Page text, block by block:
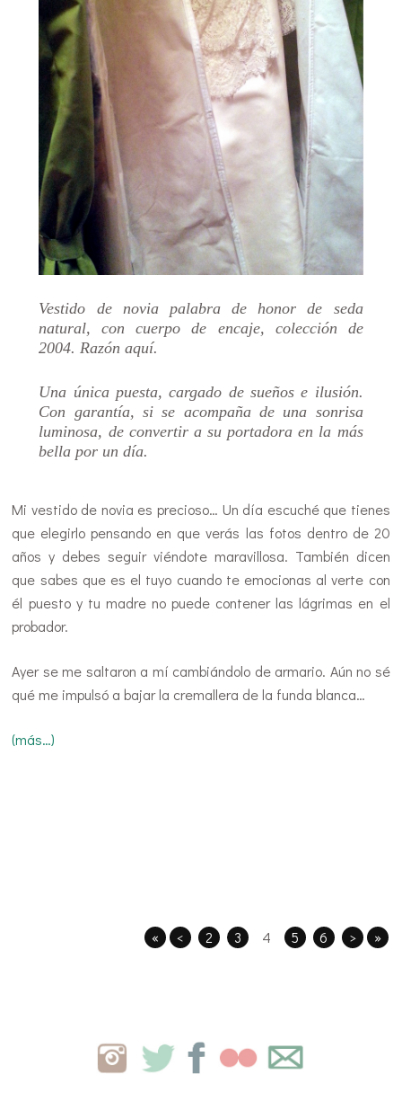
Vestido de novia palabra de honor de seda
natural, con cuerpo de encaje, colección de
2004. Razón aquí.
Una única puesta, cargado de sueños e ilusión.
Con garantía, si se acompaña de una sonrisa
luminosa, de convertir a su portadora en la más
bella por un día.
Mi vestido de novia es precioso… Un día escuché que tienes
que elegirlo pensando en que verás las fotos dentro de 20
años y debes seguir viéndote maravillosa. También dicen
que sabes que es el tuyo cuando te emocionas al verte con
él puesto y tu madre no puede contener las lágrimas en el
probador.
Ayer se me saltaron a mí cambiándolo de armario. Aún no sé
qué me impulsó a bajar la cremallera de la funda blanca…
(más…)
« < 2 3 4 5 6 > »